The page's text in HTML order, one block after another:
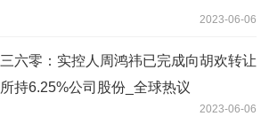
2023-06-06
三六零：实控人周鸿祎已完成向胡欢转让
所持6.25%公司股份_全球热议
2023-06-06